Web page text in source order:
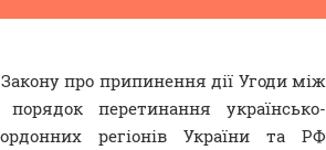
про припинення дії Угоди між
перетинання українсько-
регіонів України та РФ